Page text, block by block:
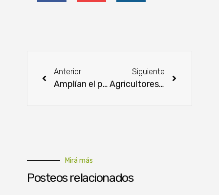
Anterior
Amplían el plazo de suspensión total de autorización de permisos de quema para evitar incendios forestales
Siguiente
Agricultores europeos protestan en la cumbre de la UE: Barricadas y choques con la policía
Mirá más
Posteos relacionados